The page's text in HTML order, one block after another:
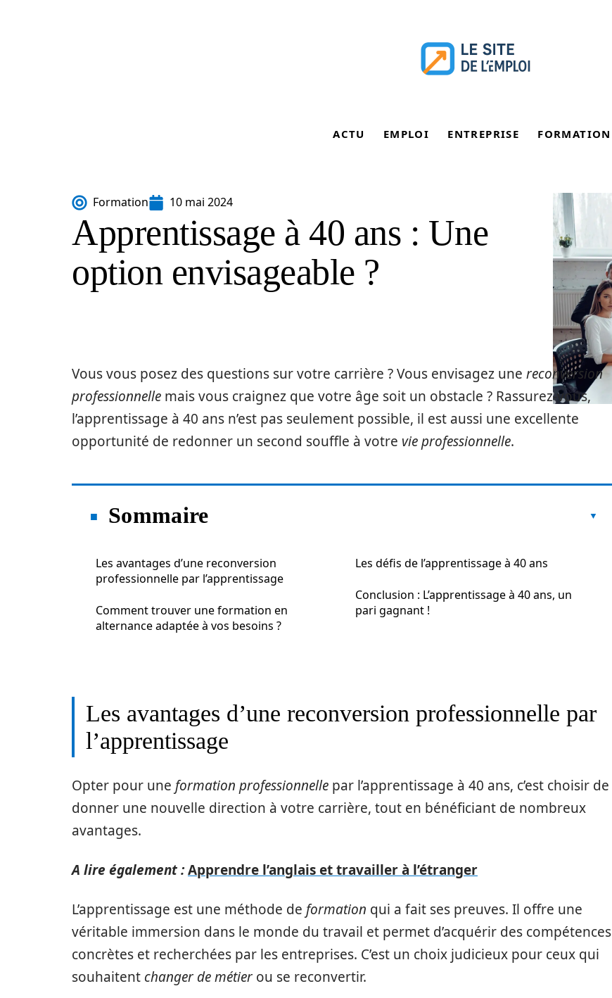
ACTU EMPLOI ENTREPRISE FORMATION
Formation 10 mai 2024
Apprentissage à 40 ans : Une
option envisageable ?
Vous vous posez des questions sur votre carrière ? Vous envisagez une reconversion
professionnelle mais vous craignez que votre âge soit un obstacle ? Rassurez-vous,
l’apprentissage à 40 ans n’est pas seulement possible, il est aussi une excellente
opportunité de redonner un second souffle à votre vie professionnelle.
Sommaire
Les avantages d’une reconversion
professionnelle par l’apprentissage
Comment trouver une formation en
alternance adaptée à vos besoins ?
Les défis de l’apprentissage à 40 ans
Conclusion : L’apprentissage à 40 ans, un
pari gagnant !
Les avantages d’une reconversion professionnelle par
l’apprentissage
Opter pour une formation professionnelle par l’apprentissage à 40 ans, c’est choisir de
donner une nouvelle direction à votre carrière, tout en bénéficiant de nombreux
avantages.
A lire également :Apprendre l’anglais et travailler à l’étranger
L’apprentissage est une méthode de formation qui a fait ses preuves. Il offre une
véritable immersion dans le monde du travail et permet d’acquérir des compétences
concrètes et recherchées par les entreprises. C’est un choix judicieux pour ceux qui
souhaitent changer de métier ou se reconvertir.